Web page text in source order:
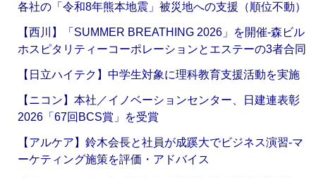
各社の「令和8年熊本地震」被災地への支援（順位不動）
【西川】「SUMMER BREATHING 2026」を開催‐森ビル
ホスピタリティーコーポレーションとエステーの3者合同
【日立ハイテク】中学生対象に理科教育支援活動を実施
【ニコン】本社／イノベーションセンター、日建連表彰
2026「67回BCS賞」を受賞
【アルケア】鈴木会長と社員が成蹊大でビジネス演習‐マ
ーケティング施策を評価・アドバイス